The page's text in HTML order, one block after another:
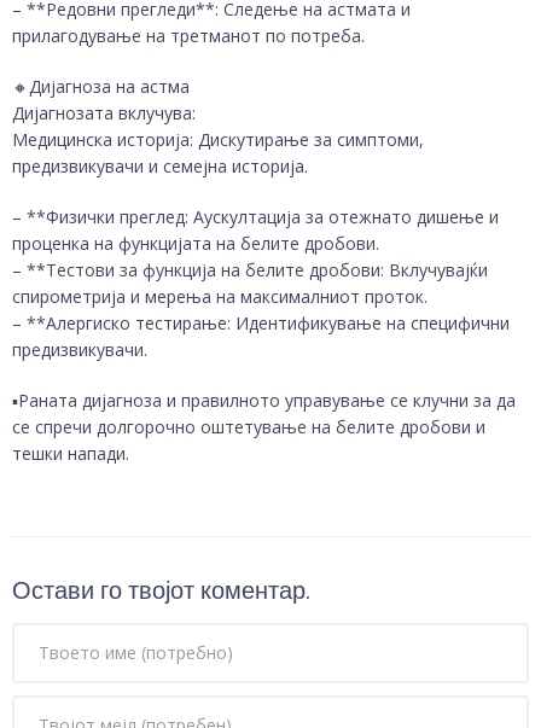
– **Редовни прегледи**: Следење на астмата и
прилагодување на третманот по потреба.
🔸️Дијагноза на астма
Дијагнозата вклучува:
Медицинска историја: Дискутирање за симптоми,
предизвикувачи и семејна историја.
– **Физички преглед: Аускултација за отежнато дишење и
проценка на функцијата на белите дробови.
– **Тестови за функција на белите дробови: Вклучувајќи
спирометрија и мерења на максималниот проток.
– **Алергиско тестирање: Идентификување на специфични
предизвикувачи.
▪️Раната дијагноза и правилното управување се клучни за да
се спречи долгорочно оштетување на белите дробови и
тешки напади.
Остави го твојот коментар.